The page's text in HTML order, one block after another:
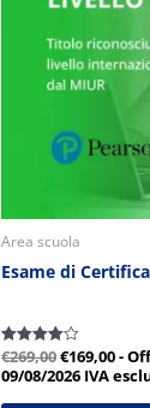
Area scuola
Esame di
Valutato
4.00
su 5
€269,00€169,00-
09/08/2026 IVA